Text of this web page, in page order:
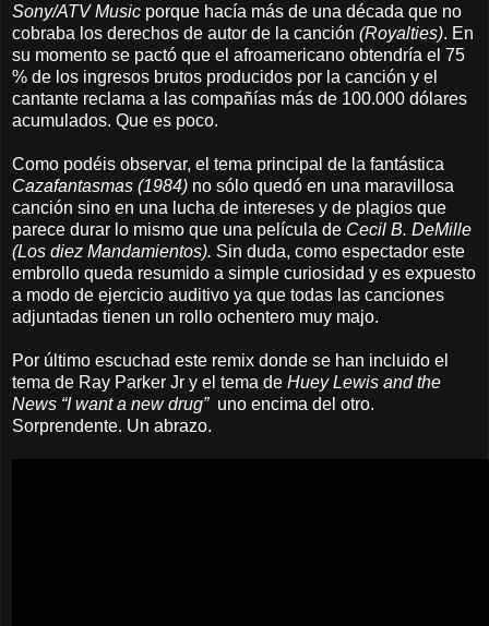
Sony/ATV Music porque hacía más de una década que no
cobraba los derechos de autor de la canción (Royalties). En
su momento se pactó que el afroamericano obtendría el 75
% de los ingresos brutos producidos por la canción y el
cantante reclama a las compañías más de 100.000 dólares
acumulados. Que es poco.
Como podéis observar, el tema principal de la fantástica
Cazafantasmas (1984) no sólo quedó en una maravillosa
canción sino en una lucha de intereses y de plagios que
parece durar lo mismo que una película de Cecil B. DeMille
(Los diez Mandamientos). Sin duda, como espectador este
embrollo queda resumido a simple curiosidad y es expuesto
a modo de ejercicio auditivo ya que todas las canciones
adjuntadas tienen un rollo ochentero muy majo.
Por último escuchad este remix donde se han incluido el
tema de Ray Parker Jr y el tema de Huey Lewis and the
News “I want a new drug”uno encima del otro.
Sorprendente. Un abrazo.